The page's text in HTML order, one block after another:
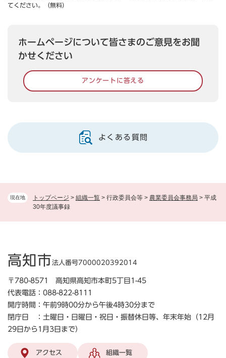
現在地 トップページ > 組織一覧 > 行政委員会等 > 農業委員会事務局 > 平成
30年度議事録
てください。（無料）
ホームページについて皆さまのご意見をお聞
かせください
アンケートに答える
よくある質問
高知市法人番号7000020392014
〒780-8571 高知県高知市本町5丁目1-45
代表電話：088-822-8111
開庁時間：午前9時00分から午後4時30分まで
閉庁日 ：土曜日・日曜日・祝日・振替休日等、年末年始（12月
29日から1月3日まで）
アクセス 組織一覧